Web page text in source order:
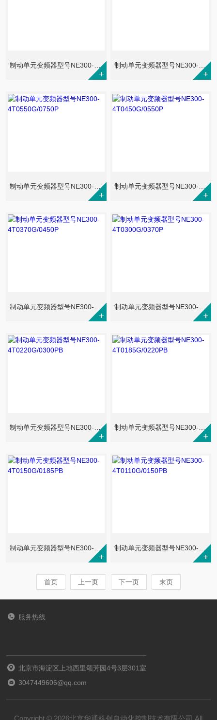
制动单元变频器型号NE300-4T1100G/1320P 制动单元变频器型号NE300-4T0900G/1100P
制动单元变频器型号NE300-4T0550G/0750P 制动单元变频器型号NE300-4T0450G/0550P
制动单元变频器型号NE300-4T0370G/0450P 制动单元变频器型号NE300-4T0300G/0370P
制动单元变频器型号NE300-4T0220G/0300PB 制动单元变频器型号NE300-4T0185G/0220PB
制动单元变频器型号NE300-4T0150G/0185PB 制动单元变频器型号NE300-4T0110G/0150PB
首页 上一页 下一页 末页
服务热线
北京市海淀区上地西里颂芳园4号3层301室
3047449606@qq.com